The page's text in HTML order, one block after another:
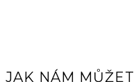
JAK NÁM